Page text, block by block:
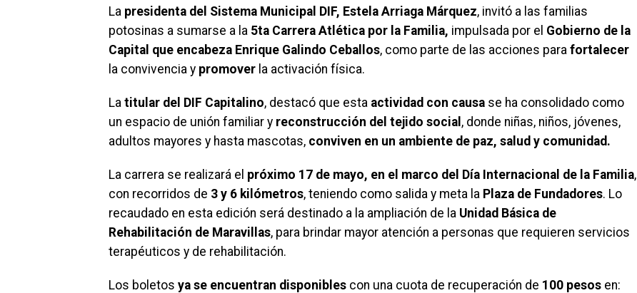
La presidenta del Sistema Municipal DIF, Estela Arriaga Márquez, invitó a las familias
potosinas a sumarse a la 5ta Carrera Atlética por la Familia, impulsada por el Gobierno de la
Capital que encabeza Enrique Galindo Ceballos, como parte de las acciones para fortalecer
la convivencia y promover la activación física.
La titular del DIF Capitalino, destacó que esta actividad con causa se ha consolidado como
un espacio de unión familiar y reconstrucción del tejido social , donde niñas, niños, jóvenes,
adultos mayores y hasta mascotas, conviven en un ambiente de paz, salud y comunidad.
La carrera se realizará el próximo 17 de mayo, en el marco del Día Internacional de la Familia,
con recorridos de 3 y 6 kilómetros, teniendo como salida y meta la Plaza de Fundadores. Lo
recaudado en esta edición será destinado a la ampliación de la Unidad Básica de
Rehabilitación de Maravillas, para brindar mayor atención a personas que requieren servicios
terapéuticos y de rehabilitación.
Los boletos ya se encuentran disponibles con una cuota de recuperación de 100 pesos en: